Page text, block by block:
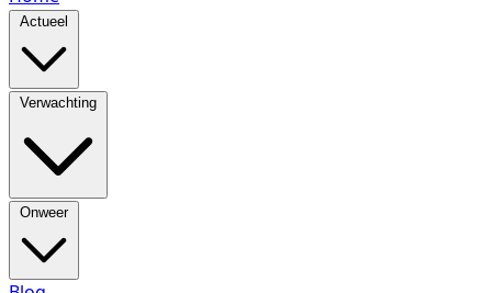
Actueel
Verwachting
Onweer